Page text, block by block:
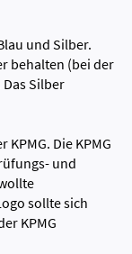
und Silber.
behalten (bei der
Silber
Die KPMG
und
sollte sich
KPMG